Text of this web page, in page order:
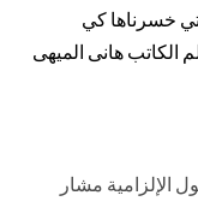
خسرناها كي
الكاتب هانى الميهى
الإلزامية مشار